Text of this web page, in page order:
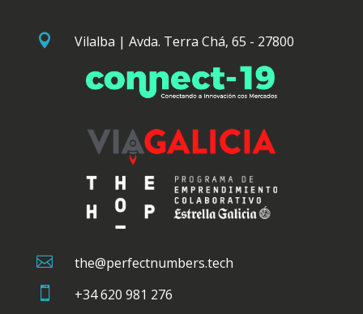
 Vilalba | Avda. Terra Chá, 65 - 27800
 the@perfectnumbers.tech
 +34 620 981 276